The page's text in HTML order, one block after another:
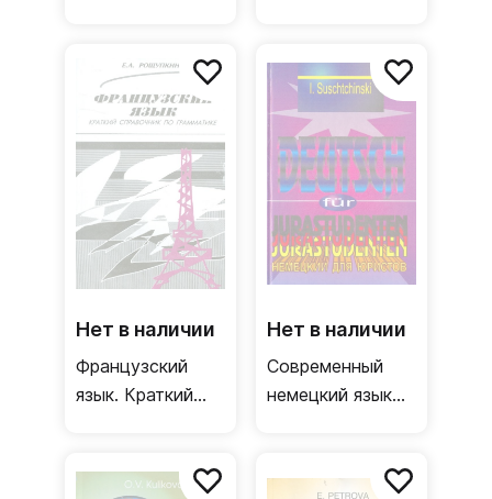
Уайльда "Как
важно быть
серьезным"
Н.А. Лукьянова,
Нет в наличии
Французский
язык. Краткий
Нет в наличии
Современный
немецкий язык